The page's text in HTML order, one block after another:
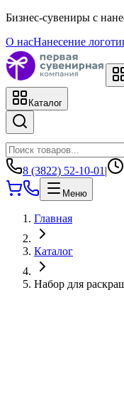
Бизнес-сувениры с
О насНанесение
Каталог
8 (3822) 52-10-01 |
Меню
Главная
Каталог
Набор для